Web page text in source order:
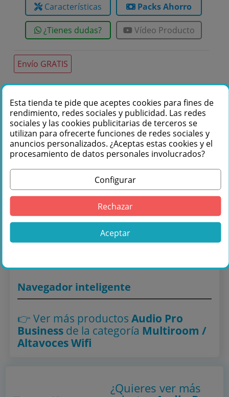
Envío GRATIS
Te podemos ayudar
+34 976 36 61 60
Características Packs Ahorro
¿Tienes dudas? Vídeo Producto
Comprar Audio Pro Business TX-1
Transmisor inalámbrico color Negro en
Másquesonido con envío rápido
Lo encuentras también en: ,Multiroom / Altavoces Wifi
Navegador inteligente
👉 Ver más productos Audio Pro
Businessde la categoría Multiroom /
Altavoces Wifi
¿Quieres ver más
Esta tienda te pide que aceptes cookies para fines de
rendimiento, redes sociales y publicidad. Las redes
sociales y las cookies publicitarias de terceros se
utilizan para ofrecerte funciones de redes sociales y
anuncios personalizados. ¿Aceptas estas cookies y el
procesamiento de datos personales involucrados?
Configurar
Rechazar
Aceptar